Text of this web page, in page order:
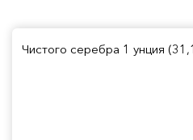
Чистого серебра 1 унция